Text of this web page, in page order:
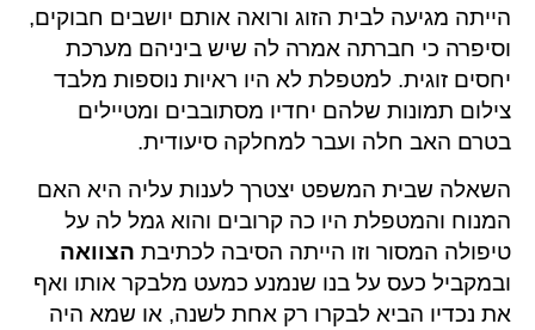
הייתה מגיעה לבית הזוג ורואה אותם יושבים חבוקים,
וסיפרה כי חברתה אמרה לה שיש ביניהם מערכת
יחסים זוגית. למטפלת לא היו ראיות נוספות מלבד
צילום תמונות שלהם יחדיו מסתובבים ומטיילים
בטרם האב חלה ועבר למחלקה סיעודית.
השאלה שבית המשפט יצטרך לענות עליה היא האם
המנוח והמטפלת היו כה קרובים והוא גמל לה על
טיפולה המסור וזו הייתה הסיבה לכתיבת הצוואה
ובמקביל כעס על בנו שנמנע כמעט מלבקר אותו ואף
את נכדיו הביא לבקרו רק אחת לשנה, או שמא היה